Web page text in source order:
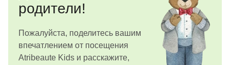
родители!
Пожалуйста, поделитесь вашим
впечатлением от посещения
Atribeaute Kids и расскажите,